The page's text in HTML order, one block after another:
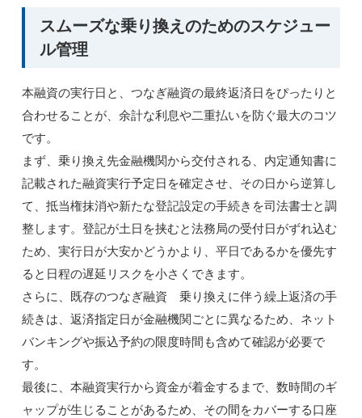
スムーズな乗り換えのためのスケジュー
ル管理
本融資の実行日と、つなぎ融資の最終返済日をぴったりと
合わせることが、余計な利息や二重払いを防ぐ最大のコツ
です。
まず、乗り換え先金融機関から交付される、内定通知書に
記載された融資実行予定日を確定させ、その日から逆算し
て、抵当権抹消や新たな登記設定の手続きを司法書士と調
整します。登記が土日を挟むと法務局の受付日がずれ込む
ため、実行日が大安かどうかより、平日であるかを優先す
ると日程の遅延リスクを小さくできます。
さらに、既存のつなぎ融資 乗り換えに伴う繰上返済の手
続きは、返済指定日が金融機関ごとに異なるため、ネット
バンキングや振込予約の限度時間も含めて確認が必要で
す。
最後に、本融資実行から資金が着金するまで、数時間のギ
ャップが生じることがあるため、その間をカバーする口座